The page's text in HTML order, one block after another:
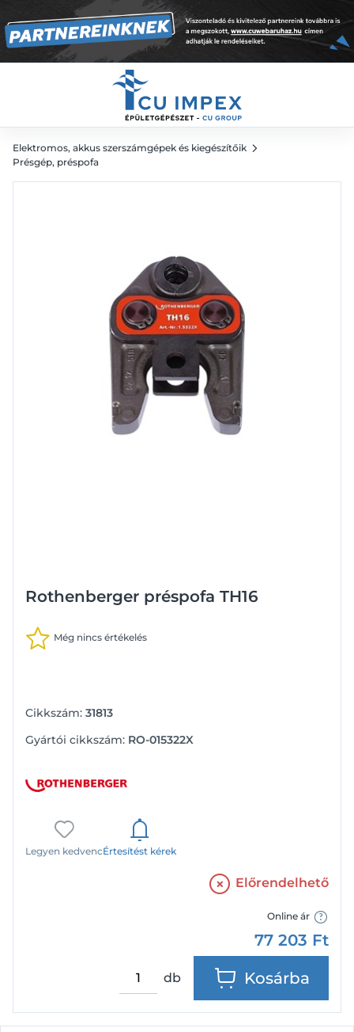
Elektromos, akkus szerszámgépek és kiegészítőik
Présgép, préspofa
Rothenberger préspofa TH16
Még nincs értékelés
Cikkszám: 31813
Gyártói cikkszám: RO-015322X
Legyen kedvencÉrtesítést kérek
Előrendelhető
Online ár
77 203 Ft
db Kosárba
77 203 Ft